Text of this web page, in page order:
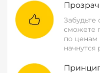
сможете
по ценам
начнутся